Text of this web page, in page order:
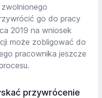
go do pracy
2019 na wniosek
może zobligować do
pracownika jeszcze
przywrócenie